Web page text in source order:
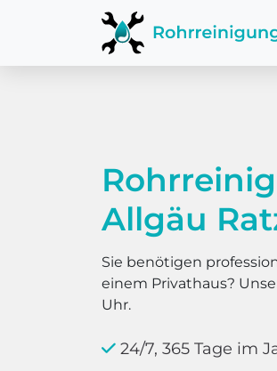
Allgäu
Sie benötigen
einem Privathaus?
Uhr.
24/7, 365 Tage im